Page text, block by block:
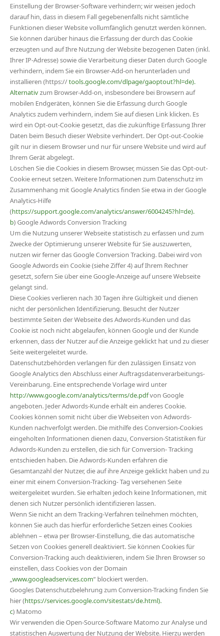
Einstellung der Browser-Software verhindern; wir weisen jedoch
darauf hin, dass in diesem Fall gegebenenfalls nicht sämtliche
Funktionen dieser Website vollumfänglich genutzt werden können.
Sie können darüber hinaus die Erfassung der durch das Cookie
erzeugten und auf Ihre Nutzung der Website bezogenen Daten (inkl.
Ihrer IP-Adresse) sowie die Verarbeitung dieser Daten durch Google
verhindern, indem Sie ein Browser-Add-on herunterladen und
installieren (https://tools.google.com/dlpage/gaoptout?hl=de).
Alternativzum Browser-Add-on, insbesondere bei Browsern auf
mobilen Endgeräten, können Sie die Erfassung durch Google
Analytics zudem verhindern, indem Sie auf diesen Link klicken. Es
wird ein Opt-out-Cookie gesetzt, das die zukünftige Erfassung Ihrer
Daten beim Besuch dieser Website verhindert. Der Opt-out-Cookie
gilt nur in diesem Browser und nur für unsere Website und wird auf
Ihrem Gerät abgelegt.
Löschen Sie die Cookies in diesem Browser, müssen Sie das Opt-out-
Cookie erneut setzen. Weitere Informationen zum Datenschutz im
Zusammenhang mit Google Analytics finden Sie etwa in der Google
Analytics-Hilfe
(https://support.google.com/analytics/answer/6004245?hl=de).
b) Google Adwords Conversion Tracking
Um die Nutzung unserer Webseite statistisch zu erfassen und zum
Zwecke der Optimierung unserer Website für Sie auszuwerten,
nutzen wir ferner das Google Conversion Tracking. Dabei wird von
Google Adwords ein Cookie (siehe Ziffer 4) auf Ihrem Rechner
gesetzt, sofern Sie über eine Google-Anzeige auf unsere Webseite
gelangt sind.
Diese Cookies verlieren nach 30 Tagen ihre Gültigkeit und dienen
nicht der persönlichen Identifizierung. Besucht der Nutzer
bestimmte Seiten der Webseite des Adwords-Kunden und das
Cookie ist noch nicht abgelaufen, können Google und der Kunde
erkennen, dass der Nutzer auf die Anzeige geklickt hat und zu dieser
Seite weitergeleitet wurde.
Datenschutzbehörden verlangen für den zulässigen Einsatz von
Google Analytics den Abschluss einer Auftragsdatenverarbeitungs-
Vereinbarung. Eine entsprechende Vorlage wird unter
http://www.google.com/analytics/terms/de.pdfvon Google
angeboten. Jeder Adwords-Kunde erhält ein anderes Cookie.
Cookies können somit nicht über die Webseiten von Adwords-
Kunden nachverfolgt werden. Die mithilfe des Conversion-Cookies
eingeholten Informationen dienen dazu, Conversion-Statistiken für
Adwords-Kunden zu erstellen, die sich für Conversion- Tracking
entschieden haben. Die Adwords-Kunden erfahren die
Gesamtanzahl der Nutzer, die auf ihre Anzeige geklickt haben und zu
einer mit einem Conversion-Tracking- Tag versehenen Seite
weitergeleitet wurden. Sie erhalten jedoch keine Informationen, mit
denen sich Nutzer persönlich identifizieren lassen.
Wenn Sie nicht an dem Tracking-Verfahren teilnehmen möchten,
können Sie auch das hierfür erforderliche Setzen eines Cookies
ablehnen – etwa per Browser-Einstellung, die das automatische
Setzen von Cookies generell deaktiviert. Sie können Cookies für
Conversion-Tracking auch deaktivieren, indem Sie Ihren Browser so
einstellen, dass Cookies von der Domain
„www.googleadservices.com“ blockiert werden.
Googles Datenschutzbelehrung zum Conversion-Tracking finden Sie
hier (https://services.google.com/sitestats/de.html).
c) Matomo
Wir verwenden die Open-Source-Software Matomo zur Analyse und
statistischen Auswertung der Nutzung der Website. Hierzu werden